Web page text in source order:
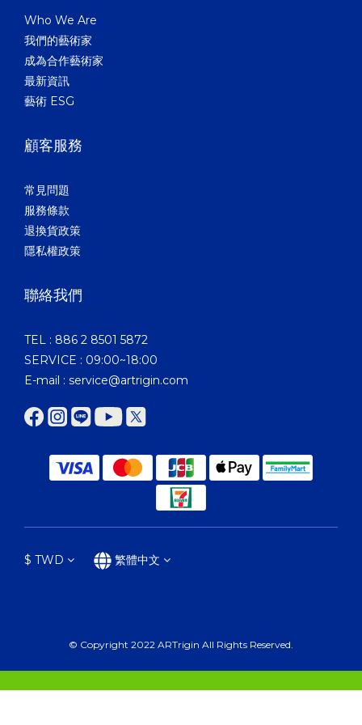
Who We Are
我們的藝術家
成為合作藝術家
最新資訊
藝術 ESG
顧客服務
常見問題
服務條款
退換貨政策
隱私權政策
聯絡我們
TEL : 886 2 8501 5872
SERVICE : 09:00~18:00
E-mail : service@artrigin.com
$ TWD 繁體中文
© Copyright 2022 ARTrigin All Rights Reserved.